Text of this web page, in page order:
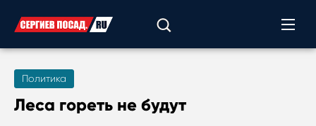
Политика
Леса гореть не будут